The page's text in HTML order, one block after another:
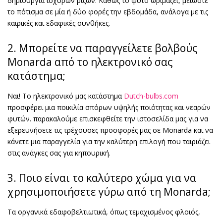
το πότισμα σε μία ή δύο φορές την εβδομάδα, ανάλογα με τις
καιρικές και εδαφικές συνθήκες.
2. Μπορείτε να παραγγείλετε βολβούς
Monarda από το ηλεκτρονικό σας
κατάστημα;
Ναι! Το ηλεκτρονικό μας κατάστημα Dutch-bulbs.com
προσφέρει μια ποικιλία σπόρων υψηλής ποιότητας και νεαρών
φυτών. παρακαλούμε επισκεφθείτε την ιστοσελίδα μας για να
εξερευνήσετε τις τρέχουσες προσφορές μας σε Monarda και να
κάνετε μια παραγγελία για την καλύτερη επιλογή που ταιριάζει
στις ανάγκες σας για κηπουρική.
3. Ποιο είναι το καλύτερο χώμα για να
χρησιμοποιήσετε γύρω από τη Monarda;
Τα οργανικά εδαφοβελτιωτικά, όπως τεμαχισμένος φλοιός,